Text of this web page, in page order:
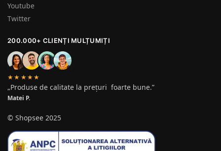
Youtube
Twitter
200.000+ CLIENȚI MULȚUMIȚI
★★★★★
„Produse de calitate la prețuri foarte bune.”
Matei P.
© Shopsee 2025